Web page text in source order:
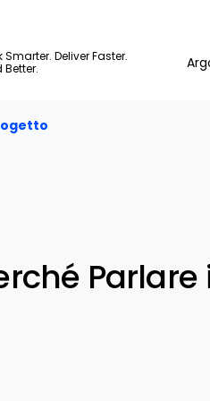
Smarter. Deliver Faster.
Better.